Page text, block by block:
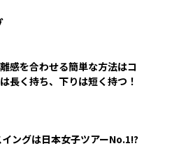
感を合わせる簡単な方法はコ
長く持ち、下りは短く持つ！
ングは日本女子ツアーNo.1!?